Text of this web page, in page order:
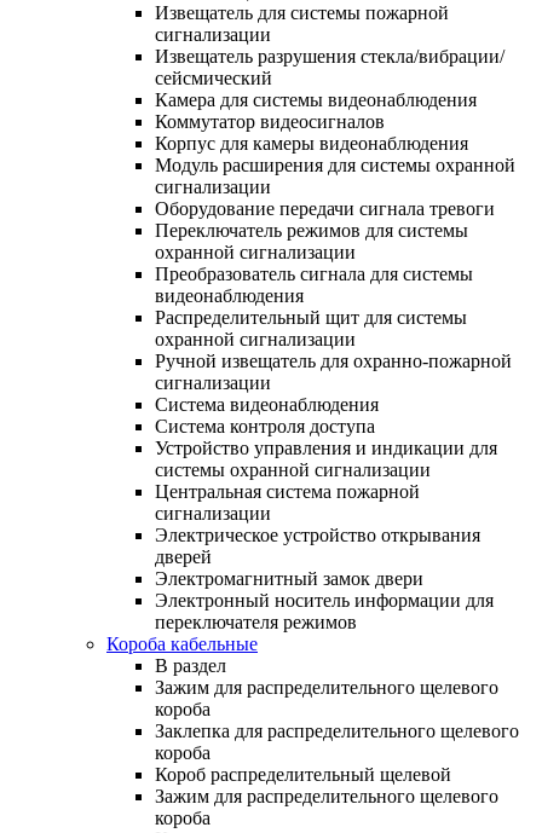
Извещатель для системы пожарной
сигнализации
Извещатель разрушения стекла/вибрации/
сейсмический
Камера для системы видеонаблюдения
Коммутатор видеосигналов
Корпус для камеры видеонаблюдения
Модуль расширения для системы охранной
сигнализации
Оборудование передачи сигнала тревоги
Переключатель режимов для системы
охранной сигнализации
Преобразователь сигнала для системы
видеонаблюдения
Распределительный щит для системы
охранной сигнализации
Ручной извещатель для охранно-пожарной
сигнализации
Система видеонаблюдения
Система контроля доступа
Устройство управления и индикации для
системы охранной сигнализации
Центральная система пожарной
сигнализации
Электрическое устройство открывания
дверей
Электромагнитный замок двери
Электронный носитель информации для
переключателя режимов
Короба кабельные
В раздел
Зажим для распределительного щелевого
короба
Заклепка для распределительного щелевого
короба
Короб распределительный щелевой
Зажим для распределительного щелевого
короба